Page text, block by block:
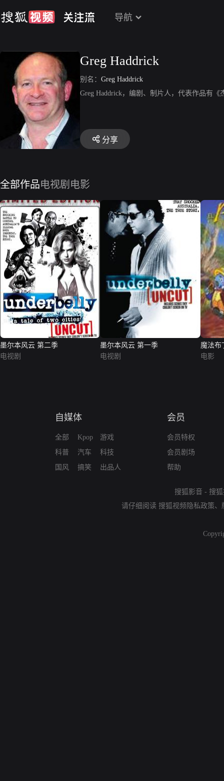
导航
Greg Haddrick
别名： Greg Haddrick
Greg Haddrick，编剧、制片人，代表作品有
分享
全部作品电视剧 电影
墨尔本风云 第二季
电视剧
墨尔本风云 第一季
电视剧
魔法布
电影
自媒体
全部
科普
国风
Kpop
汽车
搞笑
游戏
科技
出品人
会员
会员特权
会员剧场
帮助
搜狐影音 - 搜
请仔细阅读 搜狐视频隐私政策、